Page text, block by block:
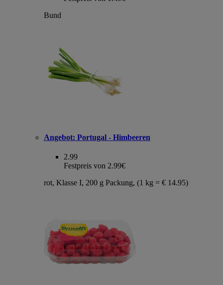
Bund
Angebot: Portugal - Himbeeren
2.99
Festpreis von 2.99€
rot, Klasse I, 200 g Packung, (1 kg = € 14.95)